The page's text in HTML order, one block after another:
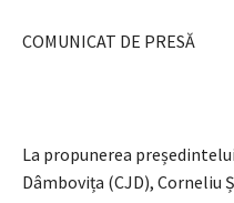
COMUNICAT DE PRESĂ
La propunerea
Dâmbovița (CJD),